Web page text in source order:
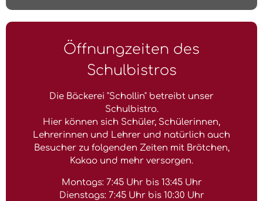
Öffnungzeiten des
Schulbistros
Die Bäckerei "Schollin" betreibt unser
Schulbistro.
Hier können sich Schüler, Schülerinnen,
Lehrerinnen und Lehrer und natürlich auch
Besucher zu folgenden Zeiten mit Brötchen,
Kakao und mehr versorgen.
Montags: 7:45 Uhr bis 13:45 Uhr
Dienstags: 7:45 Uhr bis 10:30 Uhr